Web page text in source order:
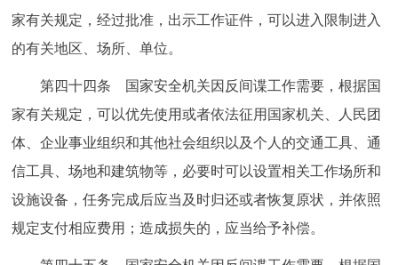
家有关规定，经过批准，出示工作证件，可以进入限制进入
的有关地区、场所、单位。
第四十四条 国家安全机关因反间谍工作需要，根据国
家有关规定，可以优先使用或者依法征用国家机关、人民团
体、企业事业组织和其他社会组织以及个人的交通工具、通
信工具、场地和建筑物等，必要时可以设置相关工作场所和
设施设备，任务完成后应当及时归还或者恢复原状，并依照
规定支付相应费用；造成损失的，应当给予补偿。